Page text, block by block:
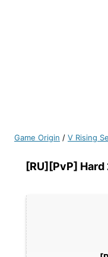
Game Origin / V Rising
[RU][PvP]